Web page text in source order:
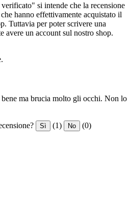
si intende che la recensione
hanno effettivamente acquistato il
Tuttavia per poter scrivere una
avere un account sul nostro shop.
ma brucia molto gli occhi. Non lo
Sì (1) No (0)